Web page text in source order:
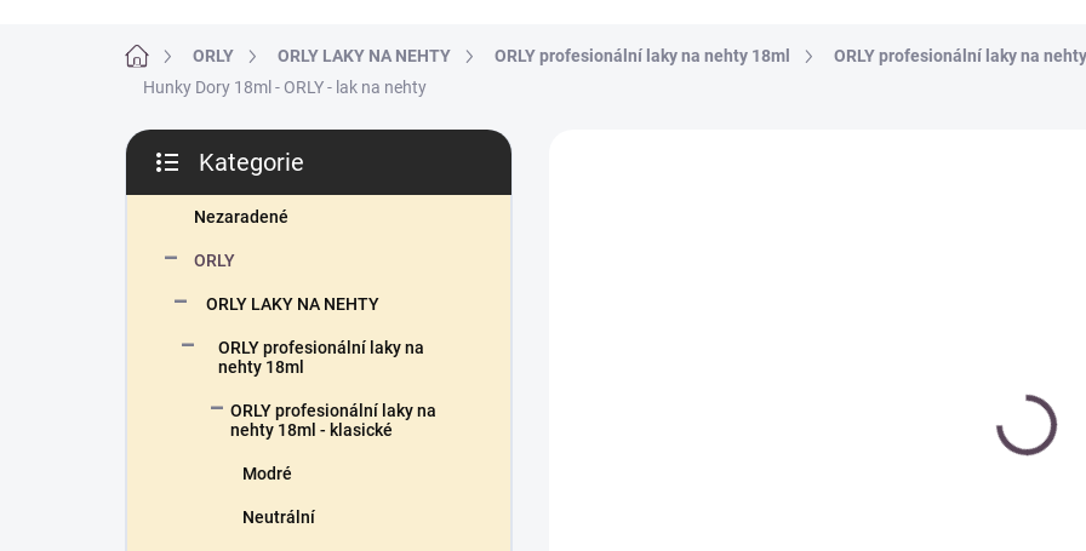
Domů ORLY ORLY LAKY NA NEHTY ORLY profesionální laky na nehty 18ml ORLY profesionální laky na
Hunky Dory 18ml - ORLY - lak na nehty
P
s
kategorie
Kategorie
Nezaradené
ORLY
ORLY LAKY NA NEHTY
ORLY profesionální laky na
nehty 18ml
ORLY profesionální laky na
nehty 18ml - klasické
Modré
Neutrální